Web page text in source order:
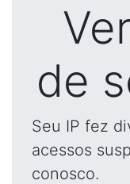
de
Seu IP fez
acessos
conosco.